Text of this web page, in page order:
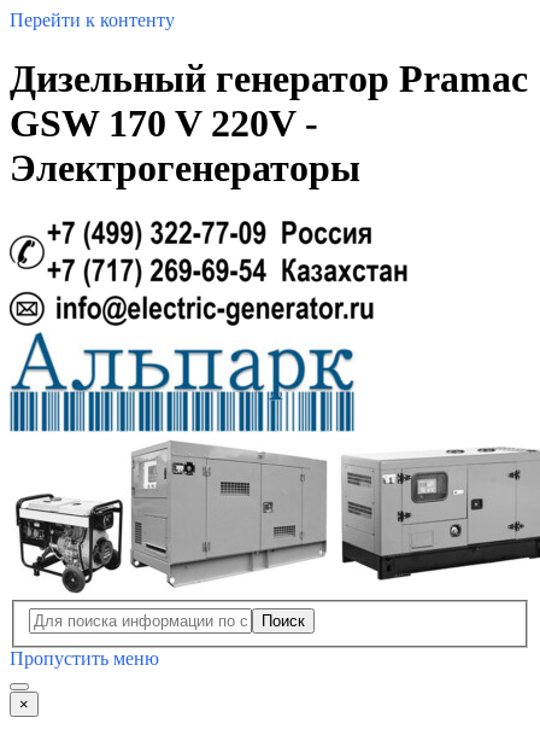
Перейти к контенту
Дизельный генератор Pramac
GSW 170 V 220V -
Электрогенераторы
Поиск
Пропустить меню
×